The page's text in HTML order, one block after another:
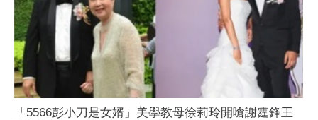
「5566彭小刀是女婿」美學教母徐莉玲開嗆謝霆鋒王